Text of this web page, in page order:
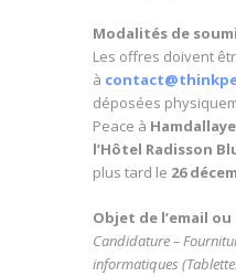
Modalités de
Les offres doivent
à
déposées
Peace à
l’Hôtel Radisson
plus tard le 26
Objet de l’email
Candidature –
informatiques